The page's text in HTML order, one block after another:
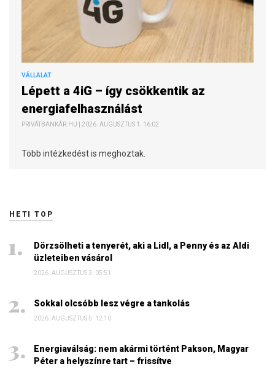
VÁLLALAT
Lépett a 4iG – így csökkentik az
energiafelhasználást
PRIVÁTBANKÁR.HU | 2026. AUGUSZTUS 1. 16:02
Több intézkedést is meghoztak.
HETI TOP
Dörzsölheti a tenyerét, aki a Lidl, a Penny és az Aldi
üzleteiben vásárol
2026. AUGUSZTUS 3. 05:51
Sokkal olcsóbb lesz végre a tankolás
2026. AUGUSZTUS 5. 12:10
Energiaválság: nem akármi történt Pakson, Magyar
Péter a helyszínre tart – frissítve